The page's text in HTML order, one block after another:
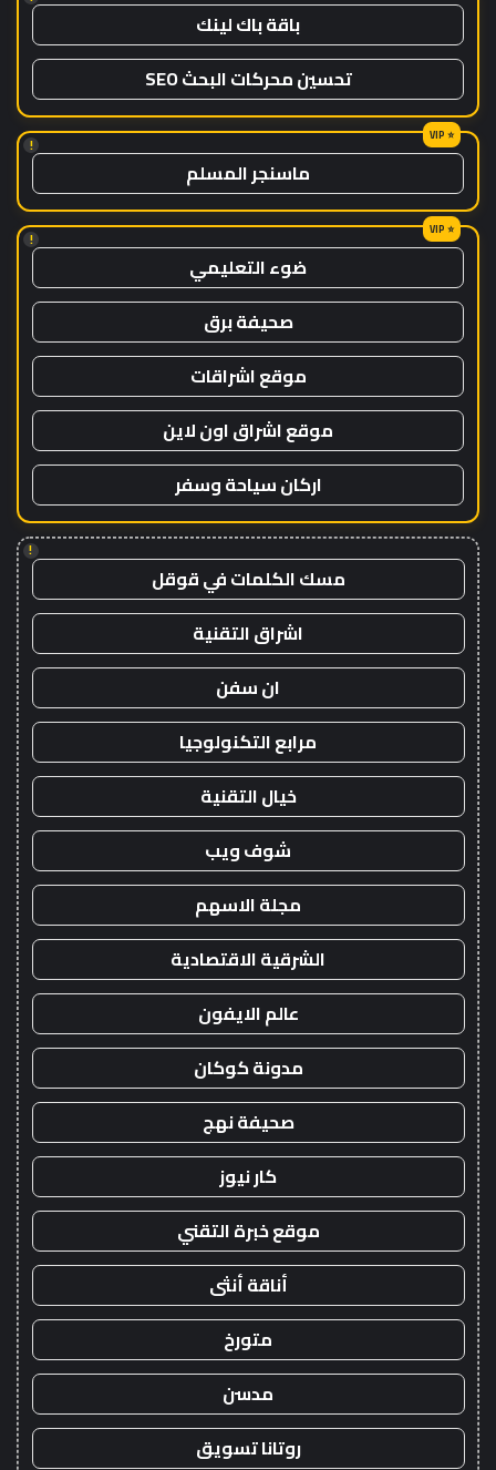
باقة باك لينك
تحسين محركات البحث SEO
!
ماسنجر المسلم
!
ضوء التعليمي
صحيفة برق
موقع اشراقات
موقع اشراق اون لاين
اركان سياحة وسفر
!
مسك الكلمات في قوقل
اشراق التقنية
ان سفن
مرابع التكنولوجيا
خيال التقنية
شوف ويب
مجلة الاسهم
الشرقية الاقتصادية
عالم الايفون
مدونة كوكان
صحيفة نهج
كار نيوز
موقع خبرة التقني
أناقة أنثى
متورخ
مدسن
روتانا تسويق